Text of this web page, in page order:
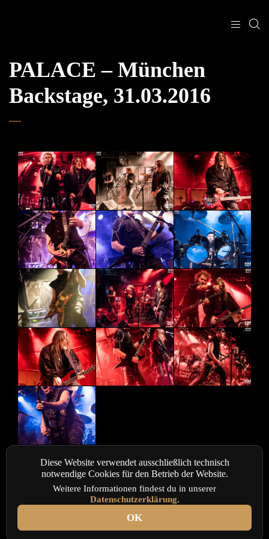
PALACE – München
Backstage, 31.03.2016
Diese Website verwendet ausschließlich technisch
notwendige Cookies für den Betrieb der Website.
Weitere Informationen findest du in unserer
Datenschutzerklärung.
OK